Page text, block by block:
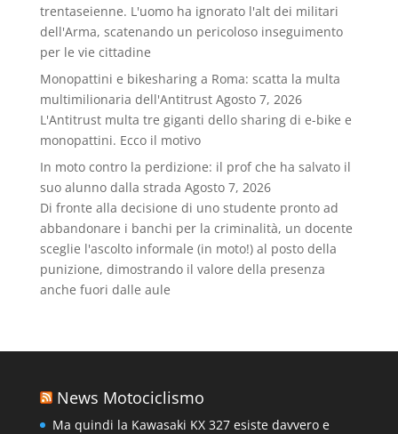
trentaseienne. L'uomo ha ignorato l'alt dei militari
dell'Arma, scatenando un pericoloso inseguimento
per le vie cittadine
Monopattini e bikesharing a Roma: scatta la multa
multimilionaria dell'Antitrust Agosto 7, 2026
L'Antitrust multa tre giganti dello sharing di e-bike e
monopattini. Ecco il motivo
In moto contro la perdizione: il prof che ha salvato il
suo alunno dalla strada Agosto 7, 2026
Di fronte alla decisione di uno studente pronto ad
abbandonare i banchi per la criminalità, un docente
sceglie l'ascolto informale (in moto!) al posto della
punizione, dimostrando il valore della presenza
anche fuori dalle aule
News Motociclismo
Ma quindi la Kawasaki KX 327 esiste davvero e